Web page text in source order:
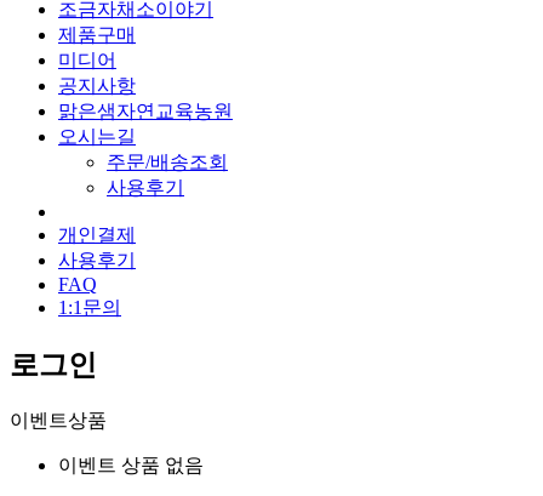
조금자채소이야기
제품구매
미디어
공지사항
맑은샘자연교육농원
오시는길
주문/배송조회
사용후기
개인결제
사용후기
FAQ
1:1문의
로그인
이벤트상품
이벤트 상품 없음